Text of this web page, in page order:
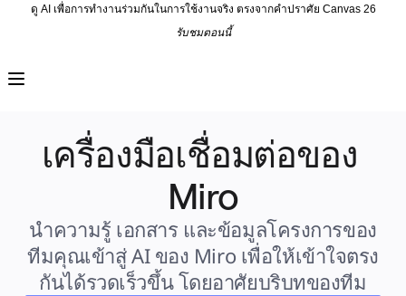
ดู AI เพื่อการทำงานร่วมกันในการใช้งานจริง ตรงจากคำปราศัย Canvas 26
รับชมตอนนี้
Engage
แพลตฟอร์ม
AI Workflows
ตัวเชื่อมต่อ
สำรวจคู่มือ AI
เซิร์ฟเวอร์ MCP
Blueprints
การผสานรวม
เครื่องมือเชื่อมต่อของ
Miro
นำความรู้ เอกสาร และข้อมูลโครงการของ
ทีมคุณเข้าสู่ AI ของ Miro เพื่อให้เข้าใจตรง
กันได้รวดเร็วขึ้น โดยอาศัยบริบทของทีม